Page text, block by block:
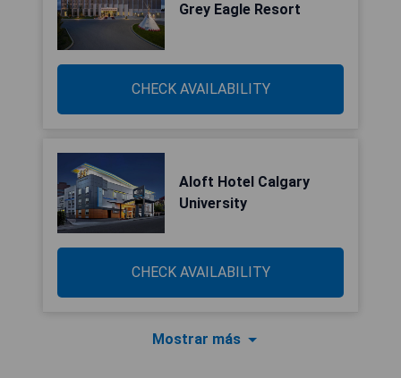
Grey Eagle Resort
CHECK AVAILABILITY
Aloft Hotel Calgary
University
CHECK AVAILABILITY
Mostrar más